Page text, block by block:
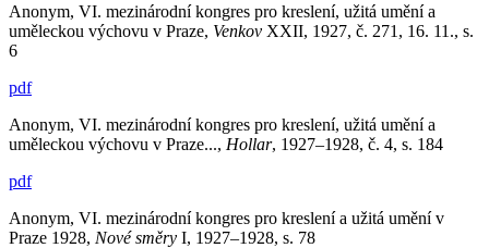
Anonym, VI. mezinárodní kongres pro kreslení, užitá umění a
uměleckou výchovu v Praze, Venkov XXII, 1927, č. 271, 16. 11., s.
6
pdf
Anonym, VI. mezinárodní kongres pro kreslení, užitá umění a
uměleckou výchovu v Praze..., Hollar, 1927–1928, č. 4, s. 184
pdf
Anonym, VI. mezinárodní kongres pro kreslení a užitá umění v
Praze 1928, Nové směry I, 1927–1928, s. 78